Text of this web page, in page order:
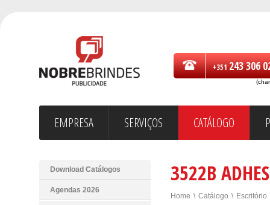
+351243 306
EMPRESA SERVIÇOS CATÁLOGO
Download Catálogos
Agendas 2026
3522B
Home \ Catálogo \ Escritório